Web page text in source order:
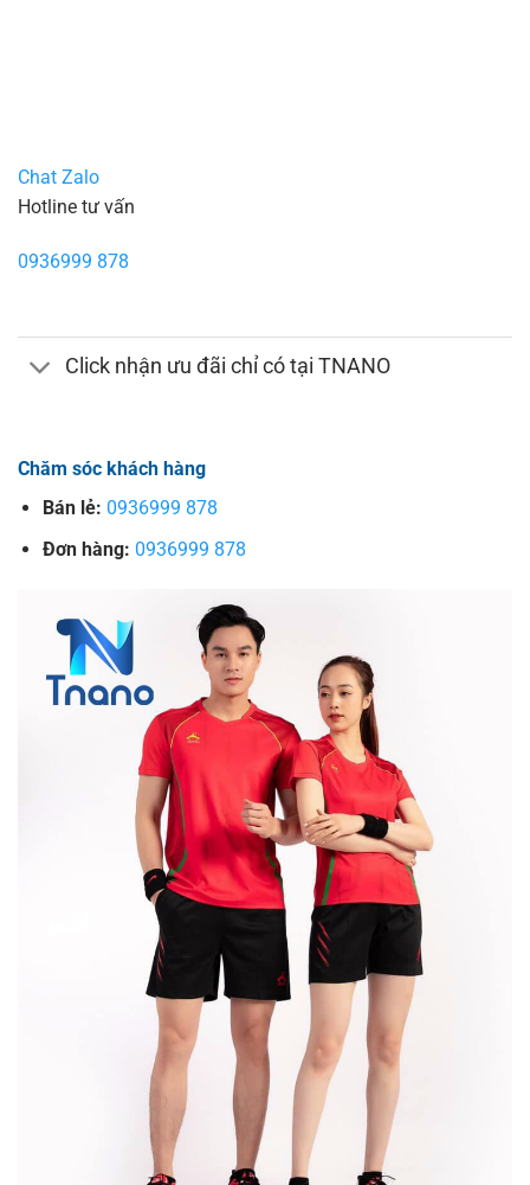
Chat Zalo
Hotline tư vấn
0936999 878
Click nhận ưu đãi chỉ có tại TNANO
Chăm sóc khách hàng
Bán lẻ: 0936999 878
Đơn hàng: 0936999 878